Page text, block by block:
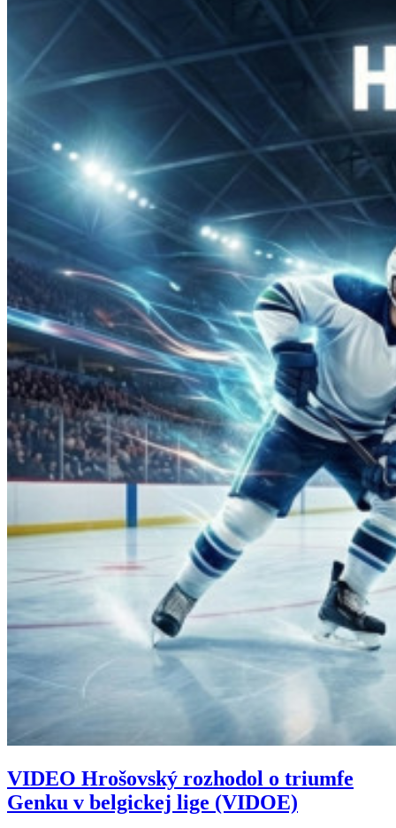
VIDEO Hrošovský rozhodol o triumfe
Genku v belgickej lige (VIDOE)